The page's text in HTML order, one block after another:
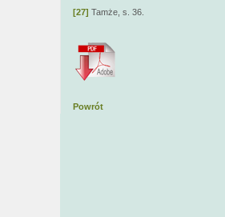
[27] Tamże, s. 36.
Powrót